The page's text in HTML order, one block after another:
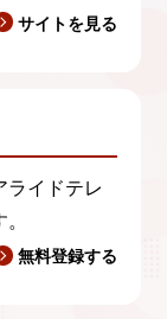
サイトを見る
ライドテレ
無料登録する